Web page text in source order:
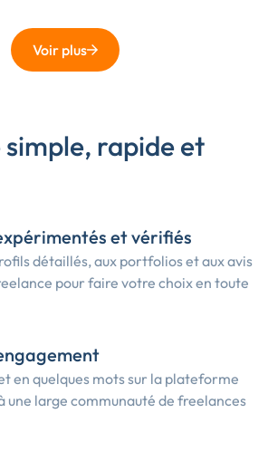
Voir plus
simple, rapide et
et vérifiés
détaillés, aux portfolios et aux avis
pour faire votre choix en toute
en quelques mots sur la plateforme
une large communauté de freelances